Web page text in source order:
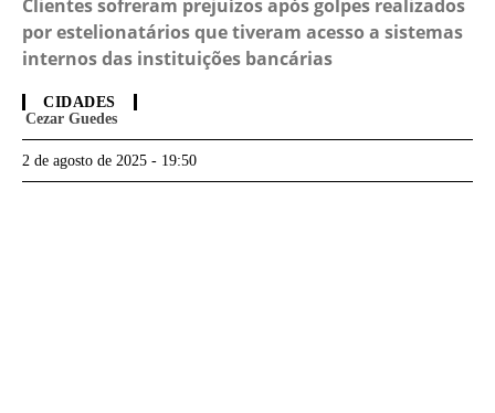
Clientes sofreram prejuízos após golpes realizados
por estelionatários que tiveram acesso a sistemas
internos das instituições bancárias
CIDADES
Cezar Guedes
2 de agosto de 2025 - 19:50